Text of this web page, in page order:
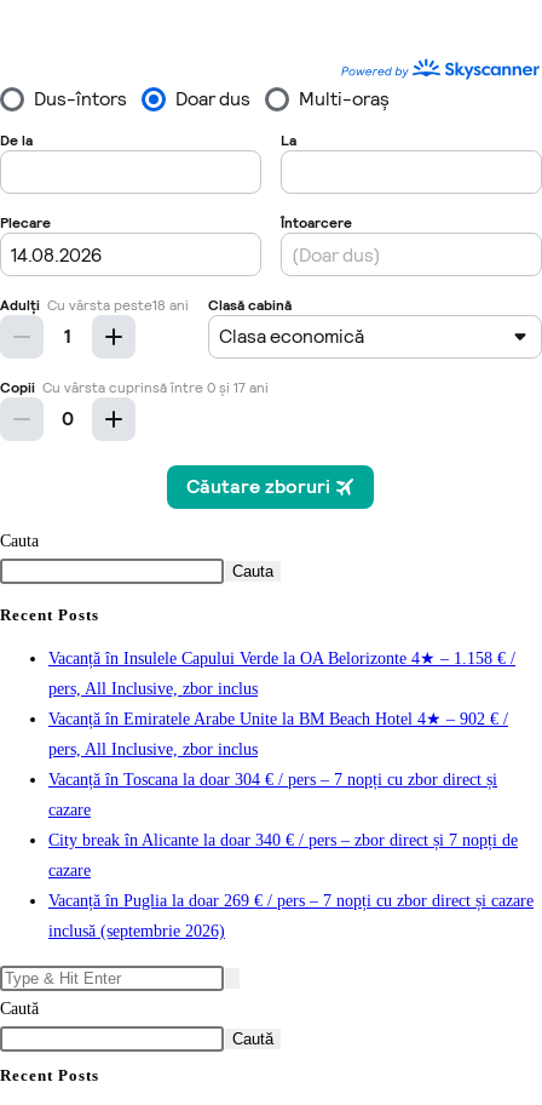
Cauta
Cauta
Recent Posts
Vacanță în Insulele Capului Verde la OA Belorizonte 4★ – 1.158 € /
pers, All Inclusive, zbor inclus
Vacanță în Emiratele Arabe Unite la BM Beach Hotel 4★ – 902 € /
pers, All Inclusive, zbor inclus
Vacanță în Toscana la doar 304 € / pers – 7 nopți cu zbor direct și
cazare
City break în Alicante la doar 340 € / pers – zbor direct și 7 nopți de
cazare
Vacanță în Puglia la doar 269 € / pers – 7 nopți cu zbor direct și cazare
inclusă (septembrie 2026)
Caută
Caută
Recent Posts